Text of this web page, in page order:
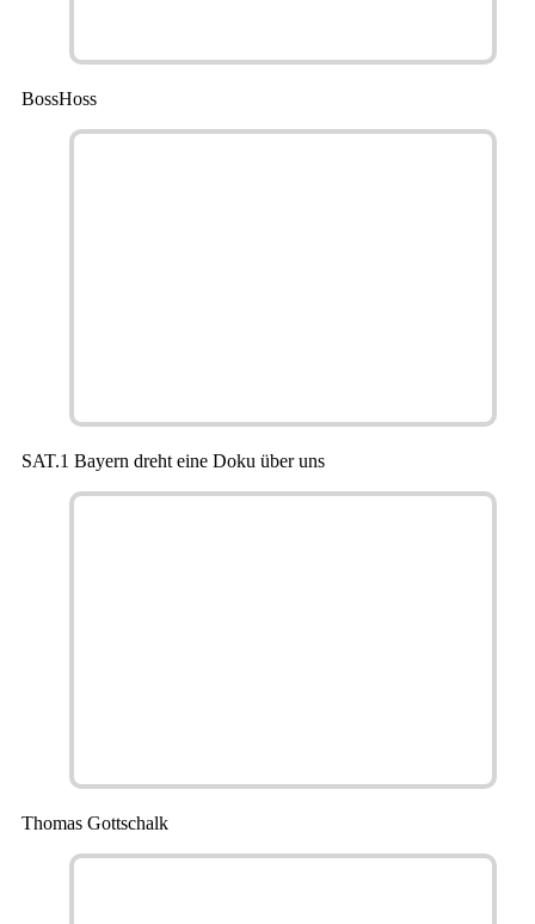
BossHoss
SAT.1 Bayern dreht eine Doku über uns
Thomas Gottschalk